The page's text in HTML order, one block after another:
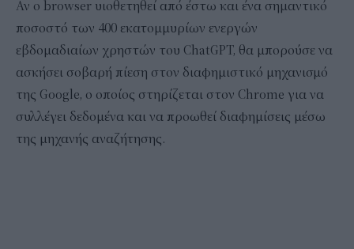
Αν ο browser υιοθετηθεί από έστω και ένα σημαντικό
ποσοστό των 400 εκατομμυρίων ενεργών
εβδομαδιαίων χρηστών του ChatGPT, θα μπορούσε να
ασκήσει σοβαρή πίεση στον διαφημιστικό μηχανισμό
της Google, ο οποίος στηρίζεται στον Chrome για να
συλλέγει δεδομένα και να προωθεί διαφημίσεις μέσω
της μηχανής αναζήτησης.